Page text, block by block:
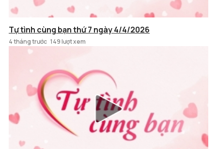
Tự tình cùng bạn thứ 7 ngày 4/4/2026
4 tháng trước 149 lượt xem